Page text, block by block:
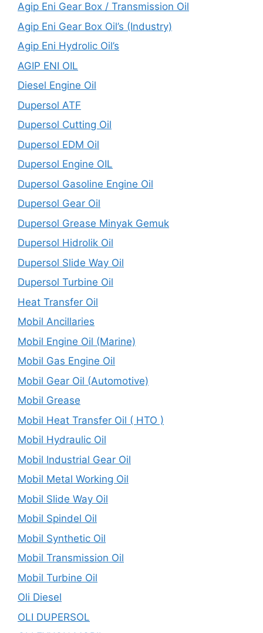
Agip Eni Gear Box / Transmission Oil
Agip Eni Gear Box Oil’s (Industry)
Agip Eni Hydrolic Oil’s
AGIP ENI OIL
Diesel Engine Oil
Dupersol ATF
Dupersol Cutting Oil
Dupersol EDM Oil
Dupersol Engine OIL
Dupersol Gasoline Engine Oil
Dupersol Gear Oil
Dupersol Grease Minyak Gemuk
Dupersol Hidrolik Oil
Dupersol Slide Way Oil
Dupersol Turbine Oil
Heat Transfer Oil
Mobil Ancillaries
Mobil Engine Oil (Marine)
Mobil Gas Engine Oil
Mobil Gear Oil (Automotive)
Mobil Grease
Mobil Heat Transfer Oil ( HTO )
Mobil Hydraulic Oil
Mobil Industrial Gear Oil
Mobil Metal Working Oil
Mobil Slide Way Oil
Mobil Spindel Oil
Mobil Synthetic Oil
Mobil Transmission Oil
Mobil Turbine Oil
Oli Diesel
OLI DUPERSOL